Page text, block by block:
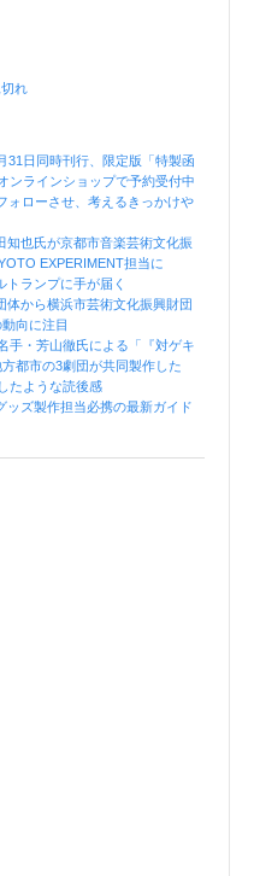
切れ
31日同時刊行、限定版「特製函
ンラインショップで予約受付中
ォローさせ、考えるきっかけや
知也氏が京都市音楽芸術文化振
EXPERIMENT担当に
ランプに手が届く
体から横浜市芸術文化振興財団
向に注目
手・芳山徹氏による「『対ゲキ
都市の3劇団が共同製作した
たような読後感
ッズ製作担当必携の最新ガイド